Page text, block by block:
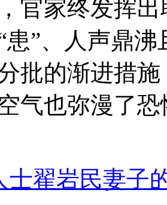
官家终发挥
患”、人声鼎
批的渐进措
气也弥漫了
士翟岩民妻子